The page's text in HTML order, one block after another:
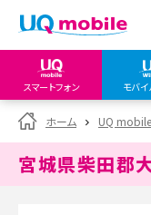
スマートフォン モバ
my UQ
UQ WiMAX ご
My UQ
UQ mobile
オンラインシ
UQ WiMAX
UQ mobile
販売店舗
UQ WiMAX
ホーム UQ mobile
宮城県柴田郡